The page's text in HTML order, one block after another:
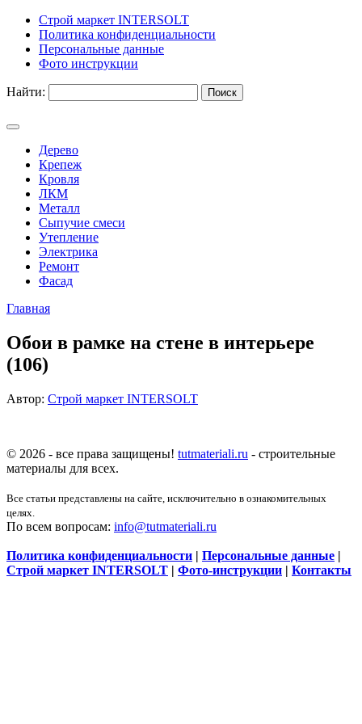
Строй маркет INTERSOLT
Политика конфиденциальности
Персональные данные
Фото инструкции
Найти:
Дерево
Крепеж
Кровля
ЛКМ
Металл
Сыпучие смеси
Утепление
Электрика
Ремонт
Фасад
Главная
Обои в рамке на стене в интерьере
(106)
Автор: Строй маркет INTERSOLT
© 2026 - все права защищены! tutmateriali.ru - строительные
материалы для всех.
Все статьи представлены на сайте, исключительно в ознакомительных
целях.
По всем вопросам: info@tutmateriali.ru
Политика конфиденциальности | Персональные данные |
Строй маркет INTERSOLT | Фото-инструкции | Контакты